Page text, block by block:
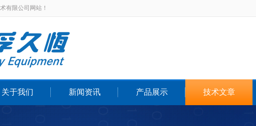
有限公司网站！
关于我们 新闻资讯 产品展示 技术文章